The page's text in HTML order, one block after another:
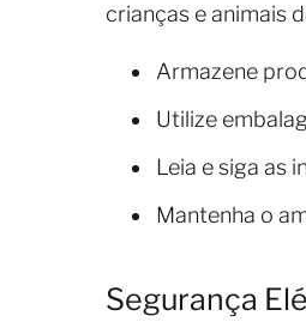
crianças e animais
Armazene
Utilize
Leia e siga as
Mantenha o
Segurança